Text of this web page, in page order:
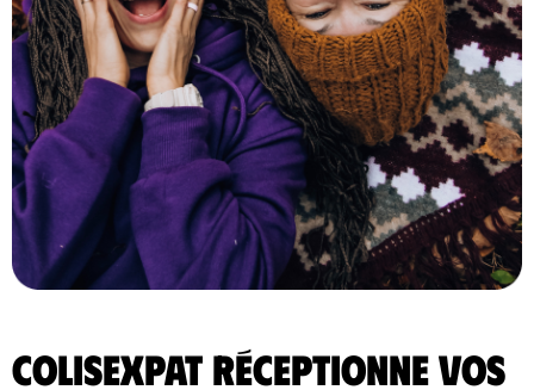
ColisExpat réceptionne vos